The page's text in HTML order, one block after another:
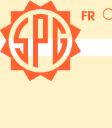
Panneau de gestion
FR